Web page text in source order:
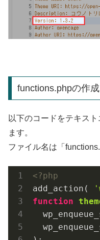
functions.phpの作成
以下のコードをテキス
ます。
ファイル名は「
<?php
add_action(
function